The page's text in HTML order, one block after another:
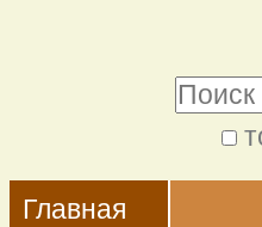
содержимому.
Перейти
поиск
Navigation
Главная